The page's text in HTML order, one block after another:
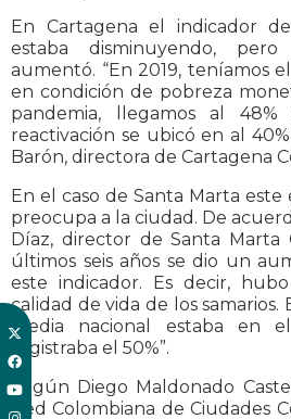
En Cartagena el indicador
estaba disminuyendo,
aumentó. “En 2019, teníamos
en condición de pobreza
pandemia, llegamos al
reactivación se ubicó en al
Barón, directora de Cartagena
En el caso de Santa Marta
preocupa a la ciudad. De
Díaz, director de Santa Marta
últimos seis años se dio un
este indicador. Es decir,
calidad de vida de los samarios.
media nacional estaba en
registraba el 50%”.
Según Diego Maldonado
Red Colombiana de Ciudades